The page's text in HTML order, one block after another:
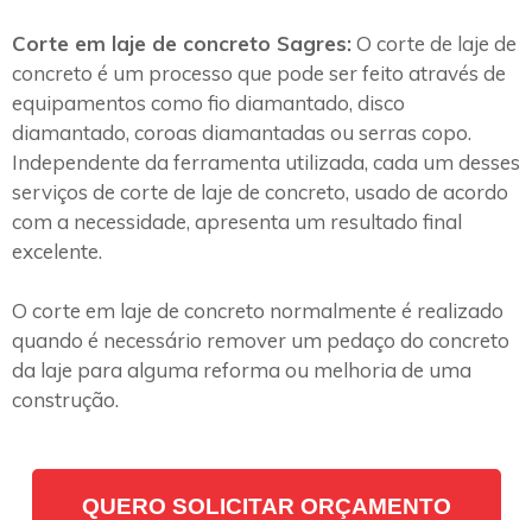
Corte em laje de concreto Sagres: O corte de laje de
concreto é um processo que pode ser feito através de
equipamentos como fio diamantado, disco
diamantado, coroas diamantadas ou serras copo.
Independente da ferramenta utilizada, cada um desses
serviços de corte de laje de concreto, usado de acordo
com a necessidade, apresenta um resultado final
excelente.
O corte em laje de concreto normalmente é realizado
quando é necessário remover um pedaço do concreto
da laje para alguma reforma ou melhoria de uma
construção.
QUERO SOLICITAR ORÇAMENTO